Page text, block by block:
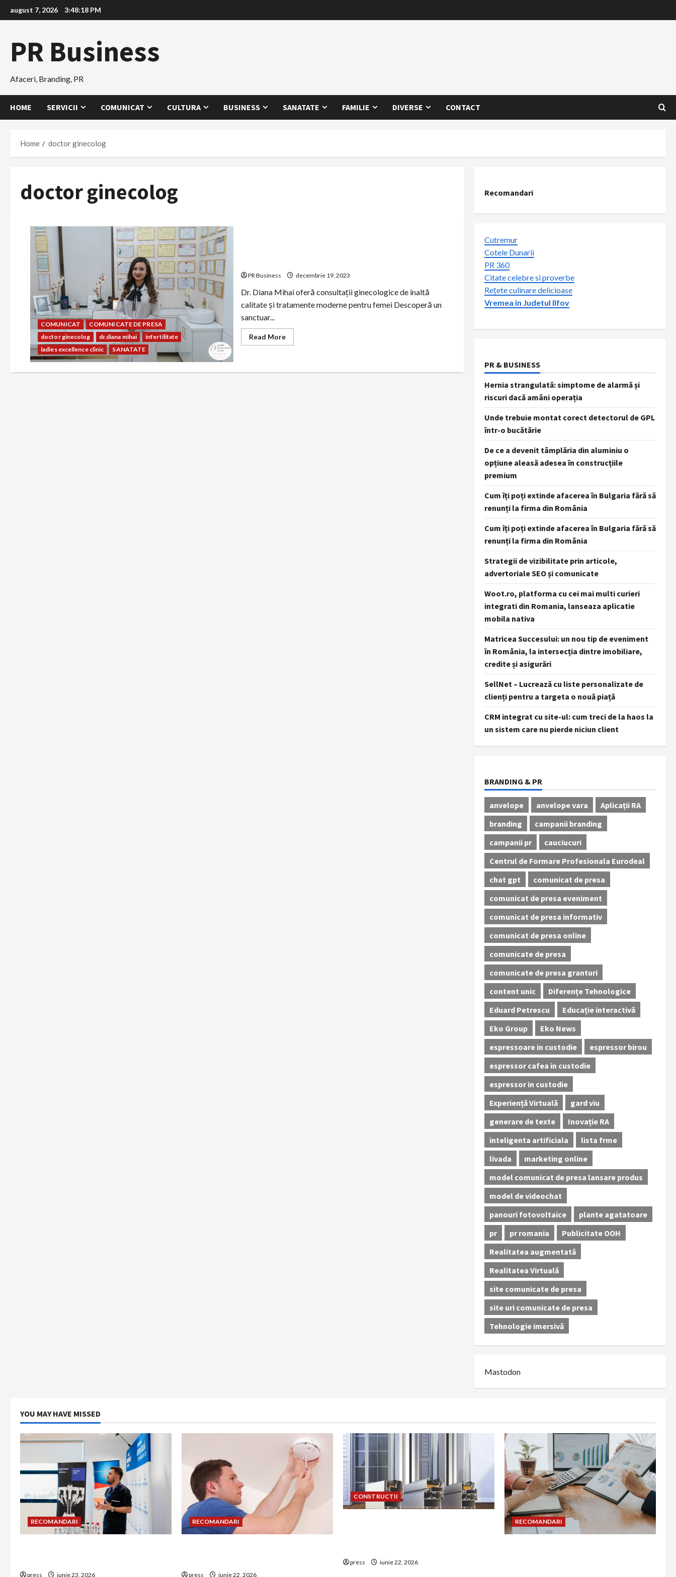
to
august 7, 2026 3:48:19 PM
PR Business
Afaceri, Branding, PR
HOME SERVICII COMUNICAT CULTURA BUSINESS SANATATE FAMILIE DIVERSE CONTACT
Home doctor ginecolog
doctor ginecolog
COMUNICAT
COMUNICATE DE PRESA
doctor ginecolog
dr.diana mihai
infertilitate
ladies excellence clinic
SANATATE
PR Business decembrie 19, 2023
Dr. Diana Mihai oferă consultații ginecologice de înaltă
calitate și tratamente moderne pentru femei Descoperă un
sanctuar...
Read MoreRead
more
personalizată
Recomandari
Cutremur
Cotele Dunarii
PR 360
Citate celebre si proverbe
Rețete culinare delicioase
Vremea in Judetul Ilfov
PR & BUSINESS
Hernia strangulată: simptome de alarmă și
riscuri dacă amâni operația
Unde trebuie montat corect detectorul de GPL
într-o bucătărie
De ce a devenit tâmplăria din aluminiu o
opțiune aleasă adesea în construcțiile
premium
Cum îți poți extinde afacerea în Bulgaria fără să
renunți la firma din România
Cum îți poți extinde afacerea în Bulgaria fără să
renunți la firma din România
Strategii de vizibilitate prin articole,
advertoriale SEO și comunicate
Woot.ro, platforma cu cei mai multi curieri
integrati din Romania, lanseaza aplicatie
mobila nativa
Matricea Succesului: un nou tip de eveniment
în România, la intersecția dintre imobiliare,
credite și asigurări
SellNet – Lucrează cu liste personalizate de
clienți pentru a targeta o nouă piață
CRM integrat cu site-ul: cum treci de la haos la
un sistem care nu pierde niciun client
BRANDING & PR
anvelope anvelope vara
Aplicații RA
branding
campanii branding
campanii pr
cauciucuri
Centrul de Formare Profesionala Eurodeal
chat gpt
comunicat de presa
comunicat de presa eveniment
comunicat de presa informativ
comunicat de presa online
comunicate de presa
comunicate de presa granturi
content unic
Diferențe Tehnologice
Eduard Petrescu
Educație interactivă
Eko Group
Eko News
espressoare in custodie
espressor birou
espressor cafea in custodie
espressor in custodie
Experiență Virtuală
gard viu
generare de texte
Inovație RA
inteligenta artificiala
lista frme
livada
marketing online
model comunicat de presa lansare produs
model de videochat
panouri fotovoltaice
plante agatatoare
pr
pr romania
Publicitate OOH
Realitatea augmentată
Realitatea Virtuală
site comunicate de presa
site uri comunicate de presa
Tehnologie imersivă
Mastodon
YOU MAY HAVE MISSED
RECOMANDARI
press iunie 23, 2026
RECOMANDARI
press iunie 22, 2026
CONSTRUCTII
press iunie 22, 2026
RECOMANDARI